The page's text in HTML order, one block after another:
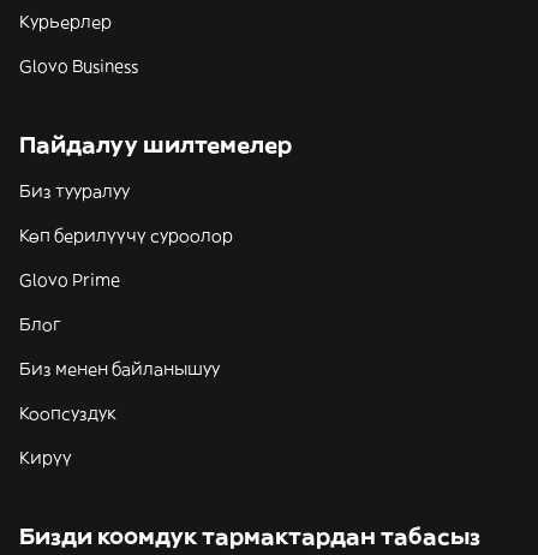
Курьерлер
Glovo Business
Пайдалуу шилтемелер
Биз тууралуу
Көп берилүүчү суроолор
Glovo Prime
Блог
Биз менен байланышуу
Коопсуздук
Кирүү
Бизди коомдук тармактардан табасыз